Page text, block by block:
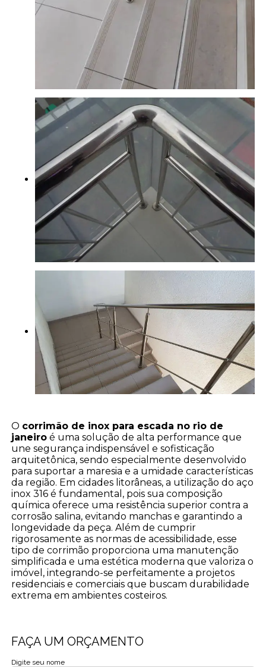
O corrimão de inox para escada no rio de
janeiro é uma solução de alta performance que
une segurança indispensável e sofisticação
arquitetônica, sendo especialmente desenvolvido
para suportar a maresia e a umidade características
da região. Em cidades litorâneas, a utilização do aço
inox 316 é fundamental, pois sua composição
química oferece uma resistência superior contra a
corrosão salina, evitando manchas e garantindo a
longevidade da peça. Além de cumprir
rigorosamente as normas de acessibilidade, esse
tipo de corrimão proporciona uma manutenção
simplificada e uma estética moderna que valoriza o
imóvel, integrando-se perfeitamente a projetos
residenciais e comerciais que buscam durabilidade
extrema em ambientes costeiros.
FAÇA UM ORÇAMENTO
Digite seu nome